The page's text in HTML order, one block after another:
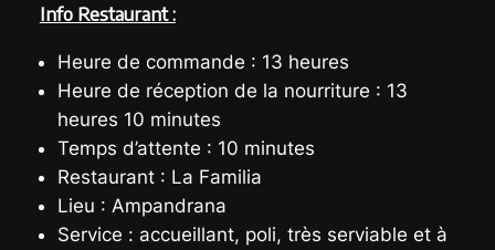
Info Restaurant :
Heure de commande : 13 heures
Heure de réception de la nourriture : 13
heures 10 minutes
Temps d’attente : 10 minutes
Restaurant : La Familia
Lieu : Ampandrana
Service : accueillant, poli, très serviable et à